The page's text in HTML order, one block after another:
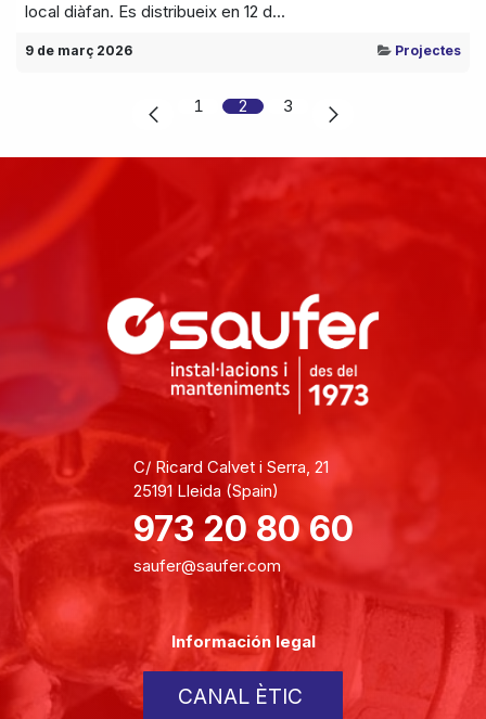
local diàfan. Es distribueix en 12 d...
9 de març 2026 Projectes
1 2 3
C/ Ricard Calvet i Serra, 21
25191 Lleida (Spain)
973 20 80 60
saufer@saufer.com
Información legal
CANAL ÈTIC